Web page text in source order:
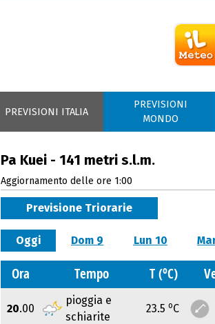
PREVISIONI ITALIA
PREVISIONI
MONDO
Pa Kuei - 141 metri s.l.m.
Aggiornamento delle ore 1:00
Previsione Triorarie
Oggi Dom 9 Lun 10
Ora Tempo T (oC)
20.00
pioggia e
schiarite
23.5 oC